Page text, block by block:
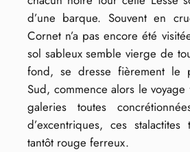
d’une barque. Souvent en
Cornet n’a pas encore été
sol sableux semble vierge de
fond, se dresse fièrement le
Sud, commence alors le
galeries toutes
d’excentriques, ces stalactites
tantôt rouge ferreux.